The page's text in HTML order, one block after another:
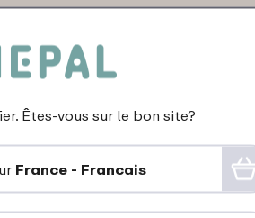
27-11-2023
Couleur: Wit
fles ging niet
vervangen
is
Het is wel
Êtes-vous sur le bon site?
France - Francais